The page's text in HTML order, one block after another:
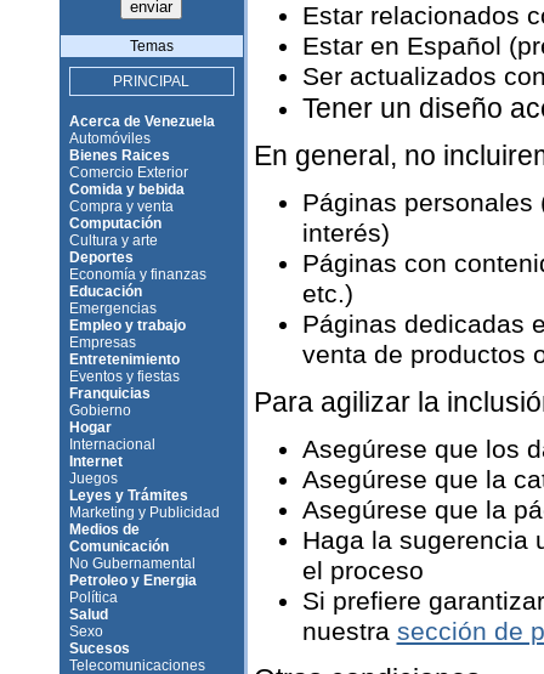
Temas
PRINCIPAL
Acerca de Venezuela
Automóviles
Bienes Raices
Comercio Exterior
Comida y bebida
Compra y venta
Computación
Cultura y arte
Deportes
Economía y finanzas
Educación
Emergencias
Empleo y trabajo
Empresas
Entretenimiento
Eventos y fiestas
Franquicias
Gobierno
Hogar
Internacional
Internet
Juegos
Leyes y Trámites
Marketing y Publicidad
Medios de
Comunicación
No Gubernamental
Petroleo y Energia
Política
Salud
Sexo
Sucesos
Telecomunicaciones
Estar relacionados
Estar en Español
Ser actualizados
Tener un diseño
En general, no
Páginas personales
interés)
Páginas con
etc.)
Páginas dedicadas
venta de productos
Para agilizar la
Asegúrese que los
Asegúrese que la
Asegúrese que la
Haga la sugerencia
el proceso
Si prefiere
nuestra sección de